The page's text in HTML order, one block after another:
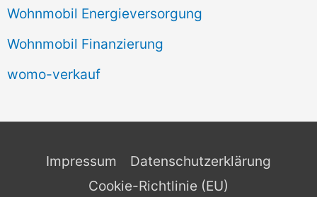
Wohnmobil Energieversorgung
Wohnmobil Finanzierung
womo-verkauf
Impressum
Datenschutzerklärung
Cookie-Richtlinie (EU)